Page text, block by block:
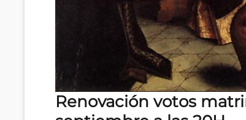
Renovación votos